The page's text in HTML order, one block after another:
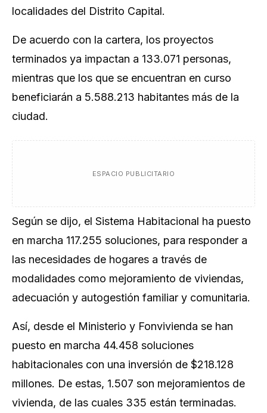
localidades del Distrito Capital.
De acuerdo con la cartera, los proyectos
terminados ya impactan a 133.071 personas,
mientras que los que se encuentran en curso
beneficiarán a 5.588.213 habitantes más de la
ciudad.
ESPACIO PUBLICITARIO
Según se dijo, el Sistema Habitacional ha puesto
en marcha 117.255 soluciones, para responder a
las necesidades de hogares a través de
modalidades como mejoramiento de viviendas,
adecuación y autogestión familiar y comunitaria.
Así, desde el Ministerio y Fonvivienda se han
puesto en marcha 44.458 soluciones
habitacionales con una inversión de $218.128
millones. De estas, 1.507 son mejoramientos de
vivienda, de las cuales 335 están terminadas.